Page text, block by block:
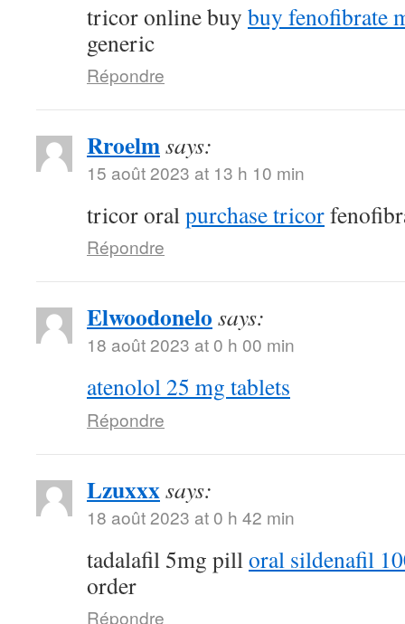
tricor online buy buy fenofibrate
generic
Répondre
Rroelmsays:
15 août 2023 at 13 h 10 min
tricor oralpurchase tricor
Répondre
Elwoodonelo says:
18 août 2023 at 0 h 00 min
atenolol 25 mg tablets
Répondre
Lzuxxxsays:
18 août 2023 at 0 h 42 min
tadalafil 5mg pilloral sildenafil
order
Répondre